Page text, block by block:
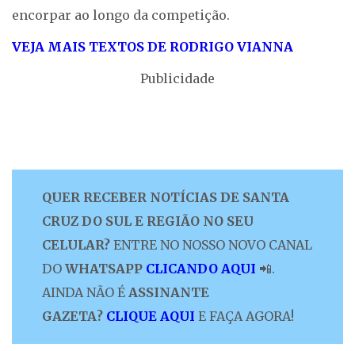
encorpar ao longo da competição.
VEJA MAIS TEXTOS DE RODRIGO VIANNA
Publicidade
QUER RECEBER NOTÍCIAS DE SANTA
CRUZ DO SUL E REGIÃO NO SEU
CELULAR? ENTRE NO NOSSO NOVO CANAL
DO WHATSAPP CLICANDO AQUI 📲.
AINDA NÃO É ASSINANTE
GAZETA? CLIQUE AQUI E FAÇA AGORA!